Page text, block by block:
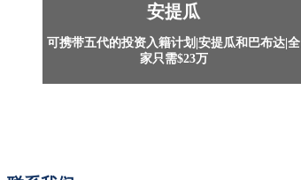
安提瓜
可携带五代的投资入籍计划|安提瓜和巴布达|全
家只需$23万